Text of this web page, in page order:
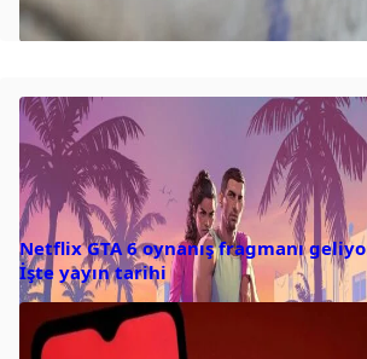
Netflix GTA 6 oynanış fragmanı
İşte yayın tarihi